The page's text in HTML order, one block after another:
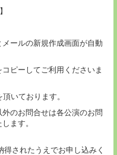
ールの新規作成画面が自動
ピーしてご利用くださいま
いております。
のお問合せは各公演のお問
ます。
されたうえでお申し込みく